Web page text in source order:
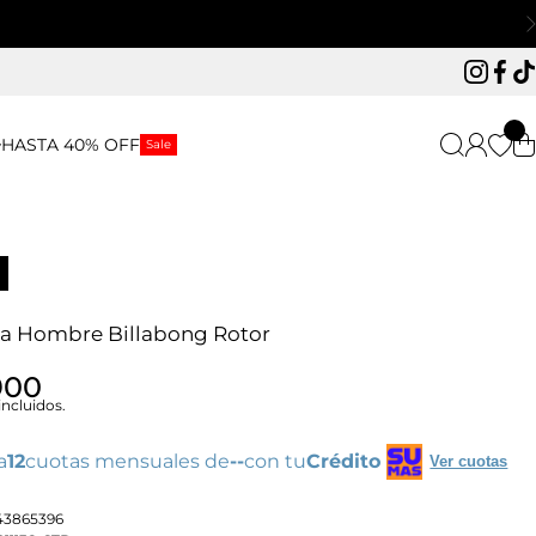
HASTA 40% OFF Sale
Hombre Billabong Rotor
12cuotas mensuales de--con tuCrédito Ver cuotas